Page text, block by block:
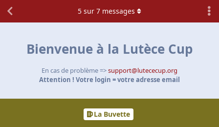
Bienvenue à la Lutèce Cup
En cas de problème =>support@lutececup.org
Attention ! Votre login = votre adresse email
La Buvette
5 sur 7 messages